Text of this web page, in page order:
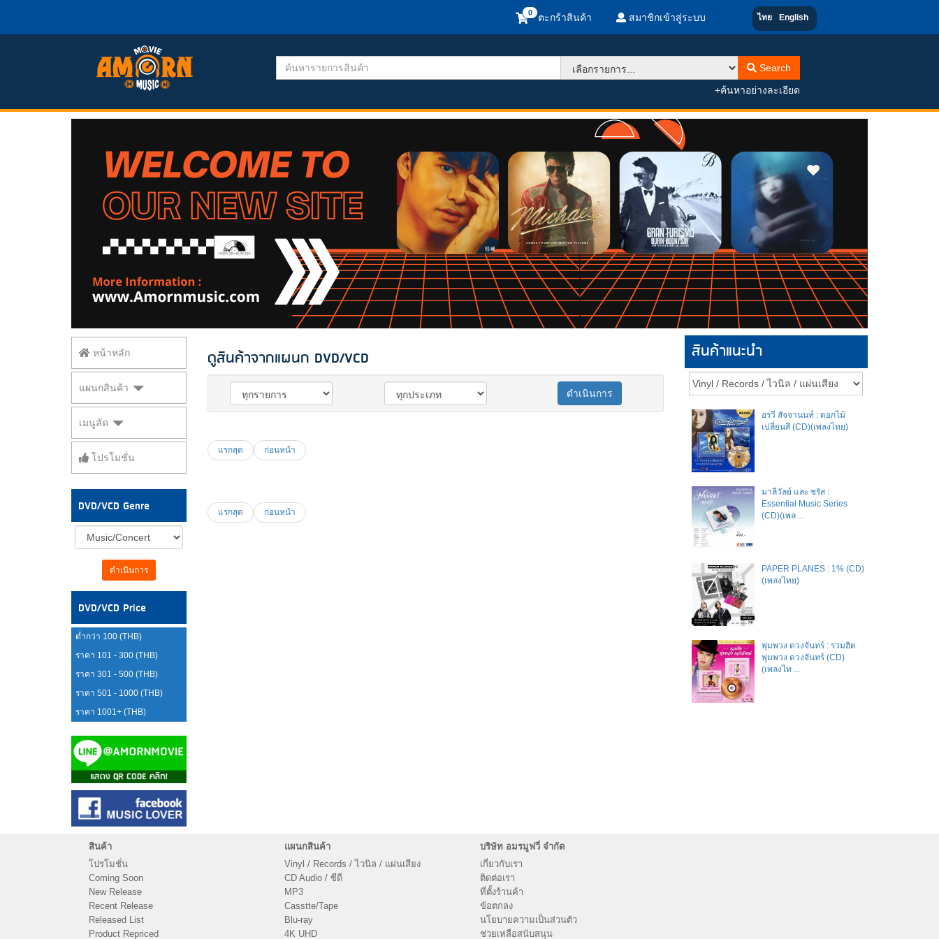
ตะกร้าสินค้า สมาชิกเข้าสู่ระบบ ไทย English
Search
+ค้นหาอย่างละเอียด
หน้าหลัก
แผนกสินค้า
เมนูลัด
โปรโมชั่น
DVD/VCD Genre
ดำเนินการ
DVD/VCD Price
ต่ำกว่า 100 (THB)
ราคา 101 - 300 (THB)
ราคา 301 - 500 (THB)
ราคา 501 - 1000 (THB)
ราคา 1001+ (THB)
ดูสินค้าจากแผนก DVD/VCD
ดำเนินการ
แรกสุด ก่อนหน้า
แรกสุด ก่อนหน้า
สินค้าแนะนำ
อรวี สัจจานนท์ : ดอกไม้
เปลี่ยนสี (CD)(เพลงไทย)
มาลีวัลย์​ และ​ ชรัส​ :
Essential Music Series
(CD)(เพล ...
PAPER PLANES : 1% (CD)
(เพลงไทย)
พุ่มพวง ดวงจันทร์ : รวมฮิต
พุ่มพวง ดวงจันทร์ (CD)
(เพลงไท ...
สินค้า
โปรโมชั่น
Coming Soon
New Release
Recent Release
Released List
Product Repriced
แผนกสินค้า
Vinyl / Records / ไวนิล / แผ่นเสียง
CD Audio / ซีดี
MP3
Casstte/Tape
Blu-ray
4K UHD
บริษัท อมรมูฟวี่ จำกัด
เกี่ยวกับเรา
ติดต่อเรา
ที่ตั้งร้านค้า
ข้อตกลง
นโยบายความเป็นส่วนตัว
ช่วยเหลือสนับสนุน